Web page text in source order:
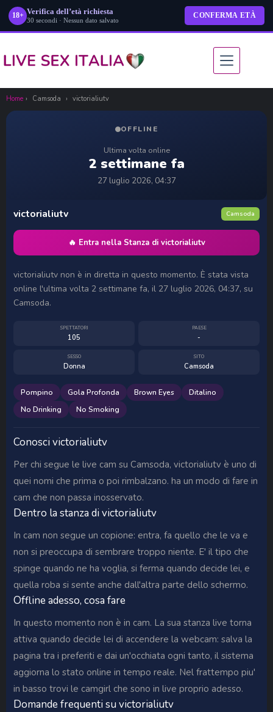
18+ Verifica dell’età richiesta
30 secondi · Nessun dato salvato
CONFERMA ETÀ
contenuto
Home › Camsoda › victorialiutv
OFFLINE
Ultima volta online
2 settimane fa
27 luglio 2026, 04:37
victorialiutv Camsoda
🔥 Entra nella Stanza di victorialiutv
victorialiutv non è in diretta in questo momento. È stata vista
online l'ultima volta 2 settimane fa, il 27 luglio 2026, 04:37, su
Camsoda.
SPETTATORI
105
PAESE
-
SESSO
Donna
SITO
Camsoda
Pompino Gola Profonda Brown Eyes
Ditalino
No Drinking
No Smoking
Conosci victorialiutv
Per chi segue le live cam su Camsoda, victorialiutv è uno di
quei nomi che prima o poi rimbalzano. ha un modo di fare in
cam che non passa inosservato.
Dentro la stanza di victorialiutv
In cam non segue un copione: entra, fa quello che le va e
non si preoccupa di sembrare troppo niente. E' il tipo che
spinge quando ne ha voglia, si ferma quando decide lei, e
quella roba si sente anche dall'altra parte dello schermo.
Offline adesso, cosa fare
In questo momento non è in cam. La sua stanza live torna
attiva quando decide lei di accendere la webcam: salva la
pagina tra i preferiti e dai un'occhiata ogni tanto, il sistema
aggiorna lo stato online in tempo reale. Nel frattempo piu'
in basso trovi le camgirl che sono in live proprio adesso.
Domande frequenti su victorialiutv